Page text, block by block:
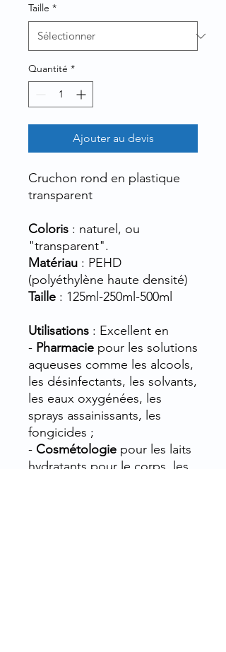
Taille *
Quantité *
Ajouter au devis
Cruchon rond en plastique
transparent
Coloris : naturel, ou
"transparent".
Matériau : PEHD
(polyéthylène haute densité)
Taille : 125ml-250ml-500ml
Utilisations : Excellent en
- Pharmacie pour les solutions
aqueuses comme les alcools,
les désinfectants, les solvants,
les eaux oxygénées, les
sprays assainissants, les
fongicides ;
- Cosmétologie pour les laits
hydratants pour le corps, les